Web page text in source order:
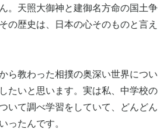
。天照大御神と建御名方命の国土争
の歴史は、日本の心そのものと言え
ら教わった相撲の奥深い世界につい
たいと思います。実は私、中学校の
いて調べ学習をしていて、どんどん
ったんです。